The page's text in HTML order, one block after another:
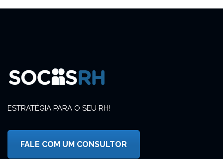
ESTRATÉGIA PARA O SEU RH!
FALE COM UM CONSULTOR